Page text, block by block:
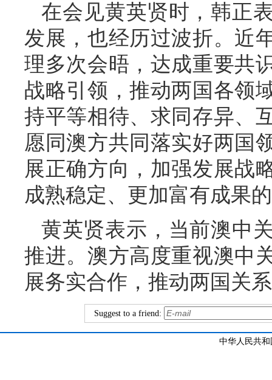
在会见黄英贤时，韩正
发展，也经历过波折。近
理多次会晤，达成重要共
战略引领，推动两国各领
持平等相待、求同存异、
愿同澳方共同落实好两国
展正确方向，加强发展战
成熟稳定、更加富有成果
黄英贤表示，当前澳中
推进。澳方高度重视澳中
展务实合作，推动两国关
Suggest to a friend:
中华人民共